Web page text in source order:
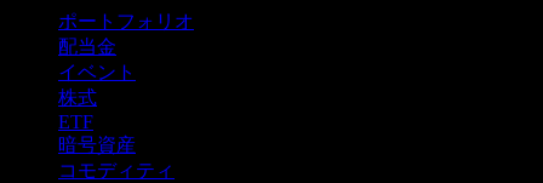
ポートフォリオ
配当金
イベント
株式
ETF
暗号資産
コモディティ